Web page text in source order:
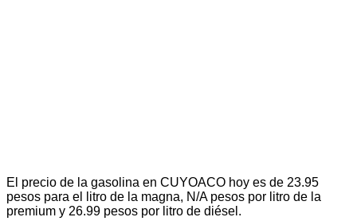
El precio de la gasolina en CUYOACO hoy es de 23.95
pesos para el litro de la magna, N/A pesos por litro de la
premium y 26.99 pesos por litro de diésel.